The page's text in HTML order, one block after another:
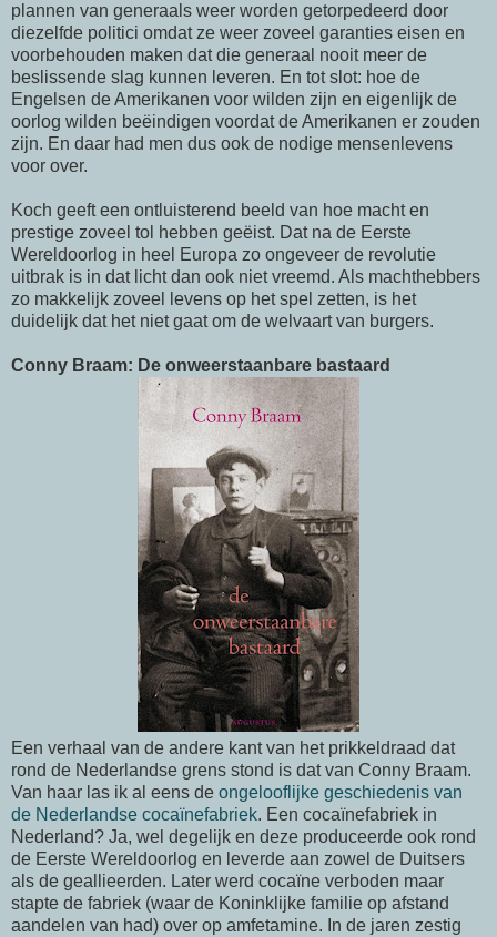
plannen van generaals weer worden getorpedeerd door
diezelfde politici omdat ze weer zoveel garanties eisen en
voorbehouden maken dat die generaal nooit meer de
beslissende slag kunnen leveren. En tot slot: hoe de
Engelsen de Amerikanen voor wilden zijn en eigenlijk de
oorlog wilden beëindigen voordat de Amerikanen er zouden
zijn. En daar had men dus ook de nodige mensenlevens
voor over.
Koch geeft een ontluisterend beeld van hoe macht en
prestige zoveel tol hebben geëist. Dat na de Eerste
Wereldoorlog in heel Europa zo ongeveer de revolutie
uitbrak is in dat licht dan ook niet vreemd. Als machthebbers
zo makkelijk zoveel levens op het spel zetten, is het
duidelijk dat het niet gaat om de welvaart van burgers.
Conny Braam: De onweerstaanbare bastaard
Een verhaal van de andere kant van het prikkeldraad dat
rond de Nederlandse grens stond is dat van Conny Braam.
Van haar las ik al eens de ongelooflijke geschiedenis van
de Nederlandse cocaïnefabriek. Een cocaïnefabriek in
Nederland? Ja, wel degelijk en deze produceerde ook rond
de Eerste Wereldoorlog en leverde aan zowel de Duitsers
als de geallieerden. Later werd cocaïne verboden maar
stapte de fabriek (waar de Koninklijke familie op afstand
aandelen van had) over op amfetamine. In de jaren zestig